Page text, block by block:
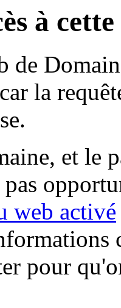
à
de
la
et le
web activé
pour